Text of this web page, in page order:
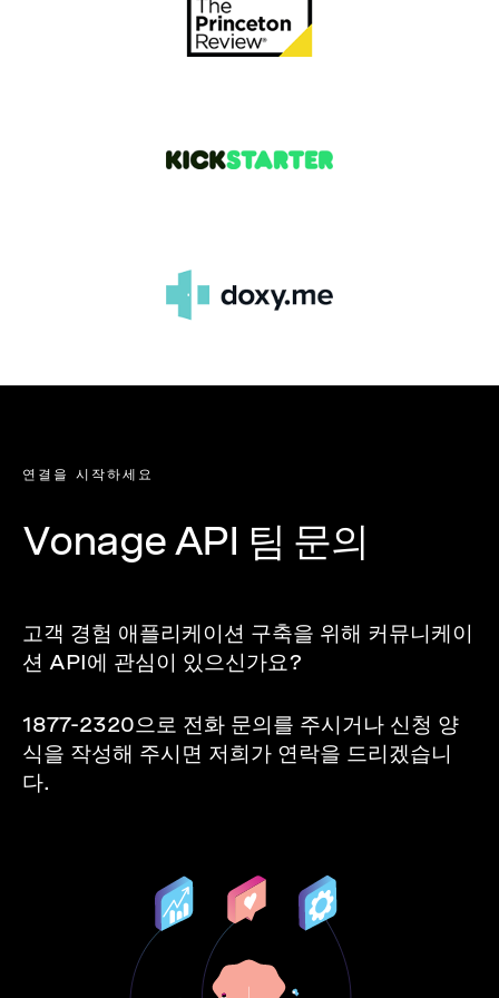
연결을 시작하세요
Vonage API 팀 문의
고객 경험 애플리케이션 구축을 위해 커뮤니케이
션 API에 관심이 있으신가요?
1877-2320으로 전화 문의를 주시거나 신청 양
식을 작성해 주시면 저희가 연락을 드리겠습니
다.